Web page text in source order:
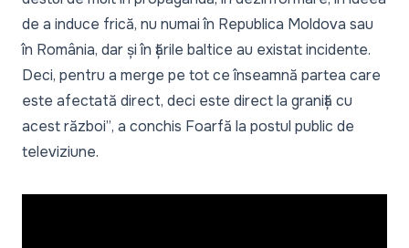
de a induce frică, nu numai în Republica Moldova sau
în România, dar și în țările baltice au existat incidente.
Deci, pentru a merge pe tot ce înseamnă partea care
este afectată direct, deci este direct la graniță cu
acest război”, a conchis Foarfă la postul public de
televiziune.